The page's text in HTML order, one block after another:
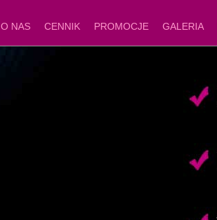
O NAS CENNIK PROMOCJE GALERIA